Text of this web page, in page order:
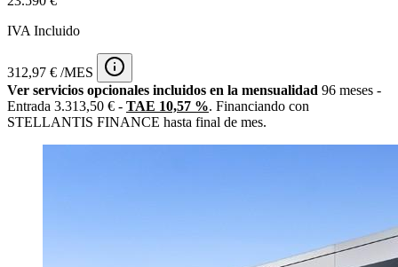
IVA Incluido
312,97 € /MES
Ver servicios opcionales incluidos en la mensualidad 96 meses -
Entrada 3.313,50 € - TAE 10,57 %. Financiando con
STELLANTIS FINANCE hasta final de mes.